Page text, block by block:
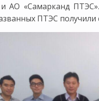
АО «Самарканд
ПТЭС